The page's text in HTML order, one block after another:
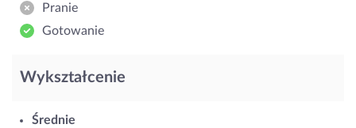
Pranie
Gotowanie
Wykształcenie
Średnie